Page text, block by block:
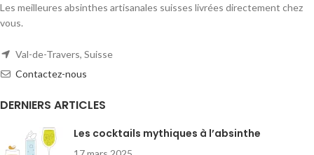
Distillerie :Distillerie Wanner
Teneur en alcool : 51°
Les meilleures absinthes artisanales suisses livrées directement chez
vous.
Val-de-Travers, Suisse
Contactez-nous
DERNIERS ARTICLES
Les cocktails mythiques à l’absinthe